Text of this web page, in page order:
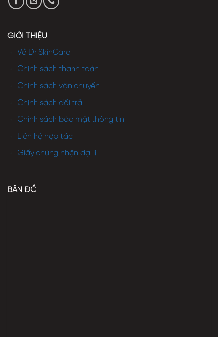
GIỚI THIỆU
Về Dr SkinCare
Chính sách thanh toán
Chính sách vận chuyển
Chính sách đổi trả
Chính sách bảo mật thông tin
Liên hệ hợp tác
Giấy chứng nhận đại lí
BẢN ĐỒ